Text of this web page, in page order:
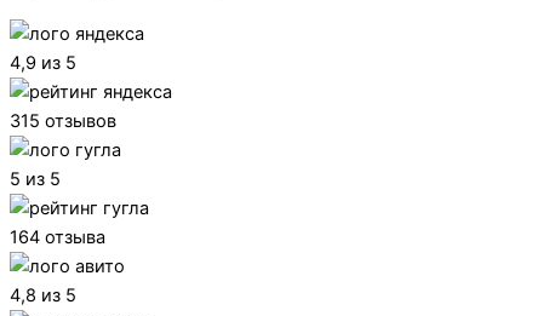
4,9 из 5
315 отзывов
5 из 5
164 отзыва
4,8 из 5